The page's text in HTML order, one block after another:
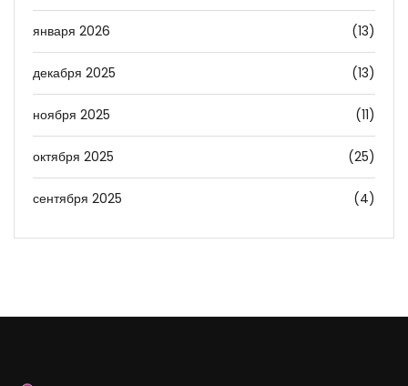
января 2026 (13)
декабря 2025 (13)
ноября 2025 (11)
октября 2025 (25)
сентября 2025 (4)